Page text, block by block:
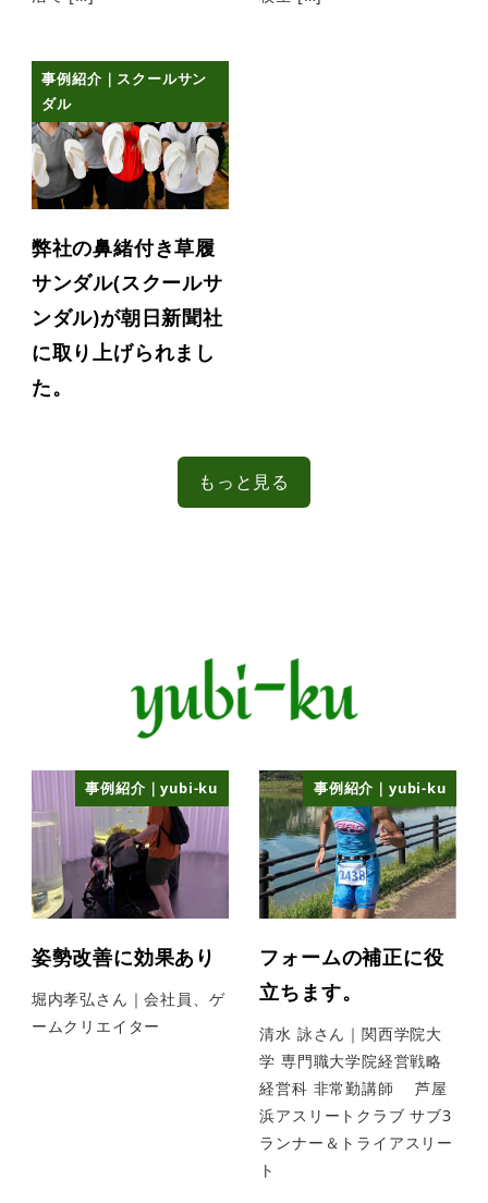
事例紹介｜スクールサン
ダル
弊社の鼻緒付き草履
サンダル(スクールサ
ンダル)が朝日新聞社
に取り上げられまし
た。
もっと見る
事例紹介｜yubi-ku
姿勢改善に効果あり
堀内孝弘さん｜会社員、ゲ
ームクリエイター
事例紹介｜yubi-ku
フォームの補正に役
立ちます。
清水 詠さん｜関西学院大
学 専門職大学院経営戦略
経営科 非常勤講師 芦屋
浜アスリートクラブ サブ3
ランナー＆トライアスリー
ト